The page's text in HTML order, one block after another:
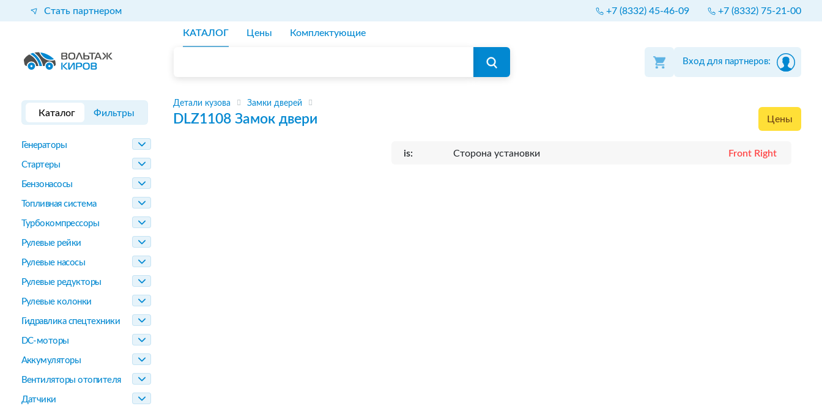
Стать партнером +7 (8332) 45-46-09 +7 (8332) 75-21-00
КАТАЛОГ Цены Комплектующие
Вход для партнеров:
Каталог Фильтры
Генераторы
Стартеры
Бензонасосы
Топливная система
Турбокомпрессоры
Рулевые рейки
Рулевые насосы
Рулевые редукторы
Рулевые колонки
Гидравлика спецтехники
DC-моторы
Аккумуляторы
Вентиляторы отопителя
Датчики
Детали кузова Замки дверей
DLZ1108 Замок двери Цены
is: Сторона установки Front Right